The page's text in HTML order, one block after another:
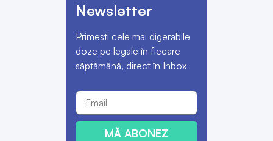
Newsletter
Primești cele mai digerabile
doze pe legale în fiecare
săptămână, direct în Inbox
MĂ ABONEZ